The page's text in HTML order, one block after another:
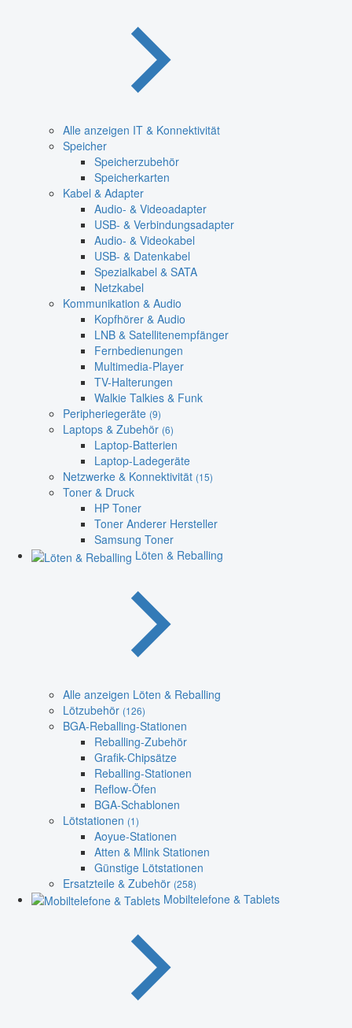
Alle anzeigen IT & Konnektivität
Speicher
Speicherzubehör
Speicherkarten
Kabel & Adapter
Audio- & Videoadapter
USB- & Verbindungsadapter
Audio- & Videokabel
USB- & Datenkabel
Spezialkabel & SATA
Netzkabel
Kommunikation & Audio
Kopfhörer & Audio
LNB & Satellitenempfänger
Fernbedienungen
Multimedia-Player
TV-Halterungen
Walkie Talkies & Funk
Peripheriegeräte (9)
Laptops & Zubehör (6)
Laptop-Batterien
Laptop-Ladegeräte
Netzwerke & Konnektivität (15)
Toner & Druck
HP Toner
Toner Anderer Hersteller
Samsung Toner
Löten & Reballing
Alle anzeigen Löten & Reballing
Lötzubehör (126)
BGA-Reballing-Stationen
Reballing-Zubehör
Grafik-Chipsätze
Reballing-Stationen
Reflow-Öfen
BGA-Schablonen
Lötstationen (1)
Aoyue-Stationen
Atten & Mlink Stationen
Günstige Lötstationen
Ersatzteile & Zubehör (258)
Mobiltelefone & Tablets